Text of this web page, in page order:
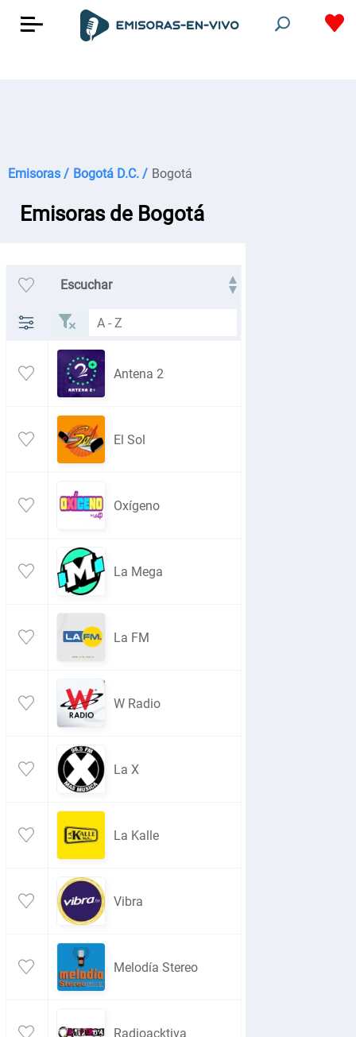
Emisoras / Bogotá D.C. / Bogotá
Emisoras de Bogotá
Escuchar
Antena 2
El Sol
Oxígeno
La Mega
La FM
W Radio
La X
La Kalle
Vibra
Melodía Stereo
Radioacktiva